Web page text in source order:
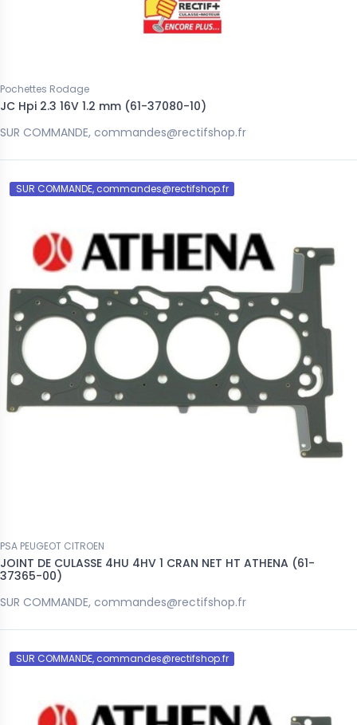
Pochettes Rodage
JC Hpi 2.3 16V 1.2 mm (61-37080-10)
SUR COMMANDE, commandes@rectifshop.fr
SUR COMMANDE, commandes@rectifshop.fr
PSA PEUGEOT CITROEN
JOINT DE CULASSE 4HU 4HV 1 CRAN NET HT ATHENA (61-
37365-00)
SUR COMMANDE, commandes@rectifshop.fr
SUR COMMANDE, commandes@rectifshop.fr